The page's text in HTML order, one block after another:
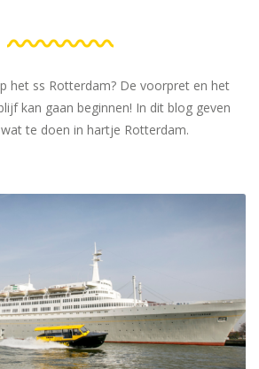
het ss Rotterdam? De voorpret en het
kan gaan beginnen! In dit blog geven
te doen in hartje Rotterdam.